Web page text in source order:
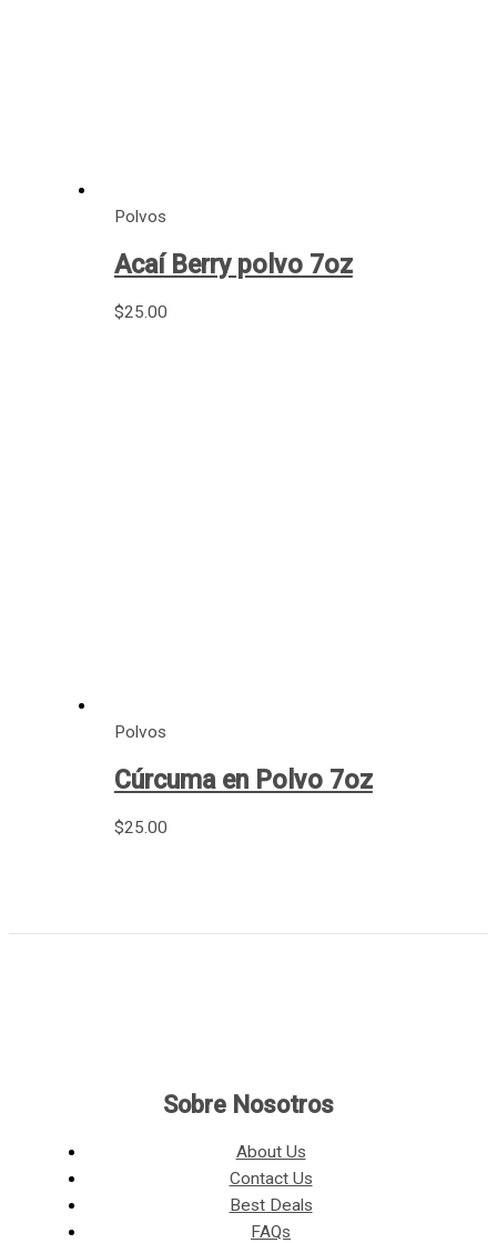
Polvos
Acaí Berry polvo 7oz
$25.00
Polvos
Cúrcuma en Polvo 7oz
$25.00
Sobre Nosotros
About Us
Contact Us
Best Deals
FAQs